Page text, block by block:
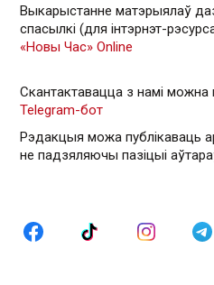
Выкарыстанне матэрыялаў
спасылкі (для інтэрнэт-
«Новы Час» Online
Скантактавацца з намі можна
Telegram-бот
Рэдакцыя можа публікаваць
не падзяляючы пазіцыі